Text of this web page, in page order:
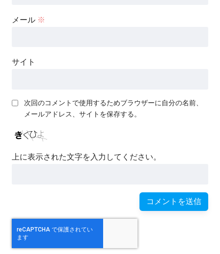
メール ※
サイト
次回のコメントで使用するためブラウザーに自分の名前、
メールアドレス、サイトを保存する。
上に表示された文字を入力してください。